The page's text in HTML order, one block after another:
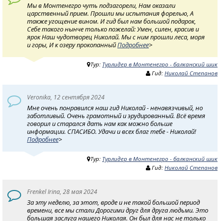
Мы в Монтенегро чуть подзагорели, Нам оказали
царственный прием. Прошли мы испытания форелью, А
также угощение вином. И гид был нам большой подарок,
Себе такого нынче только пожелай: Умен, силен, красив и
ярок Наш чудотворец Николай. Мы с ним прошли леса, моря
и горы, И к озеру прокопанныйПодробнее>
Тур: Турлидер в Монтенегро - балканский шик
Гид: Николай Степанов
Veronika, 12 сентября 2024
Мне очень понравился наш гид Николай - ненавязчивый, но
заботливый. Очень грамотный и эрудированный. Всё время
говорил и старался дать нам как можно больше
информации. СПАСИБО. Удачи и всех благ тебе - Николай!
Подробнее>
Тур: Турлидер в Монтенегро - балканский шик
Гид: Николай Степанов
Frenkel Irina, 28 мая 2024
За эту неделю, за этот, вроде и не такой большой период
времени, все мы стали Дорогими друг для друга людьми. Это
большая заслуга нашего Николая. Он был для нас не только